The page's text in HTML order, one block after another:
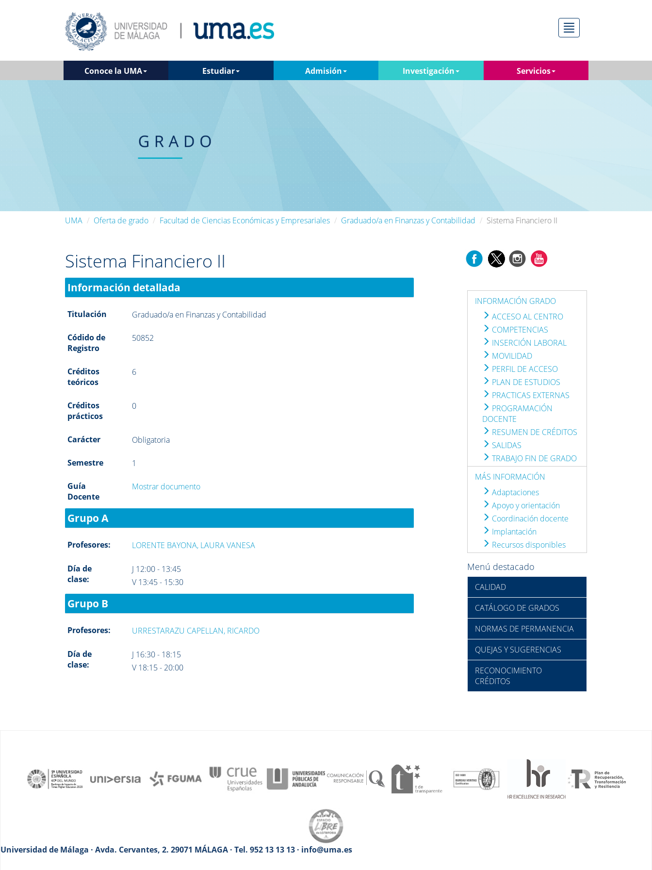
Menú
Conoce la UMA Estudiar Admisión Investigación Servicios
UMA Oferta de grado Facultad de Ciencias Económicas y Empresariales Graduado/a en Finanzas y Contabilidad Sistema Financiero II
Sistema Financiero II
Información detallada
Titulación Graduado/a en Finanzas y Contabilidad
Códido de
Registro
50852
Créditos
teóricos
6
Créditos
prácticos
0
Carácter Obligatoria
Semestre 1
Guía
Docente
Mostrar documento
Grupo A
Profesores: LORENTE BAYONA, LAURA VANESA
Día de
clase:
J 12:00 - 13:45
V 13:45 - 15:30
Grupo B
Profesores: URRESTARAZU CAPELLAN, RICARDO
Día de
clase:
J 16:30 - 18:15
V 18:15 - 20:00
INFORMACIÓN GRADO
ACCESO AL CENTRO
COMPETENCIAS
INSERCIÓN LABORAL
MOVILIDAD
PERFIL DE ACCESO
PLAN DE ESTUDIOS
PRACTICAS EXTERNAS
PROGRAMACIÓN
DOCENTE
RESUMEN DE CRÉDITOS
SALIDAS
TRABAJO FIN DE GRADO
MÁS INFORMACIÓN
Adaptaciones
Apoyo y orientación
Coordinación docente
Implantación
Recursos disponibles
Menú destacado
CALIDAD
CATÁLOGO DE GRADOS
NORMAS DE PERMANENCIA
QUEJAS Y SUGERENCIAS
RECONOCIMIENTO
CRÉDITOS
Universidad de Málaga · Avda. Cervantes, 2. 29071 MÁLAGA · Tel. 952 13 13 13 · info@uma.es